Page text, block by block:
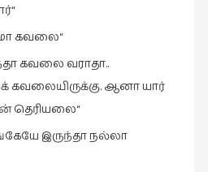
கவலை“
கவலை வராதா..
கவலையிருக்கு. ஆனா யார்
தெரியலை“
இருந்தா நல்லா